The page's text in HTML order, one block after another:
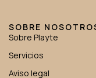
SOBRE
Sobre Playte
Servicios
Aviso legal